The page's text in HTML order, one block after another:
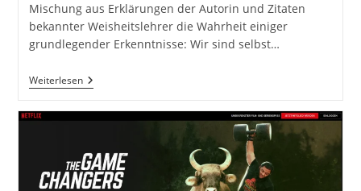
Mischung aus Erklärungen der Autorin und Zitaten
bekannter Weisheitslehrer die Wahrheit einiger
grundlegender Erkenntnisse: Wir sind selbst…
WeiterlesenThe
Secret
Rhonda
Byrne